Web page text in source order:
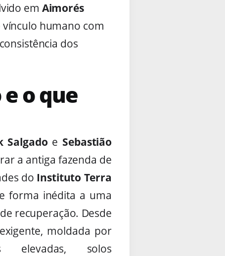
em Aimorés
humano com
dos
o que
Salgado e Sebastião
a antiga fazenda de
do Instituto Terra
forma inédita a uma
recuperação. Desde
moldada por
elevadas, solos